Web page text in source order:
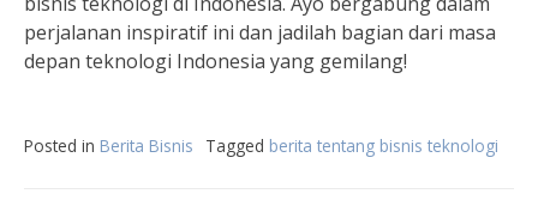
perjalanan inspiratif ini dan jadilah bagian dari masa
depan teknologi Indonesia yang gemilang!
Posted in Berita Bisnis Tagged berita tentang bisnis teknologi